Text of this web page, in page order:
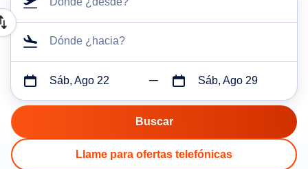
Dónde ¿hacia?
Sáb, Ago 22 Sáb, Ago 29
Llame para ofertas telefónicas